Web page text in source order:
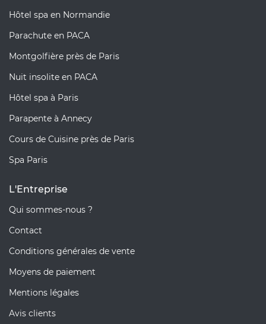
Hôtel spa en Normandie
Parachute en PACA
Montgolfière près de Paris
Nuit insolite en PACA
Hôtel spa à Paris
Parapente à Annecy
Cours de Cuisine près de Paris
Spa Paris
L'Entreprise
Qui sommes-nous ?
Contact
Conditions générales de vente
Moyens de paiement
Mentions légales
Avis clients